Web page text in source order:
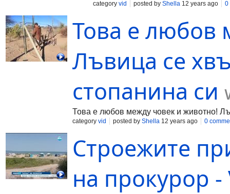
category vid posted by Shella 12 years ago 0
Това е любов
Лъвица се
стопанина си
Това е любов между човек и животно!
category vid posted by Shella 12 years ago 0
Строежите
на прокурор